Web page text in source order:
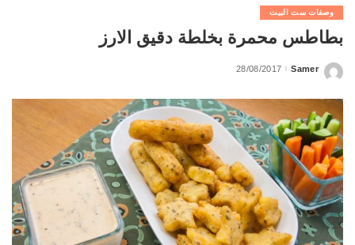
وصفات ست البيت
بطاطس محمرة بخلطة دقيق الارز
Posted
Samer
28/08/2017